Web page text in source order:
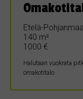
Etelä-
140 m²
1000 €
Halutaan vuokrata
omakotitalo.